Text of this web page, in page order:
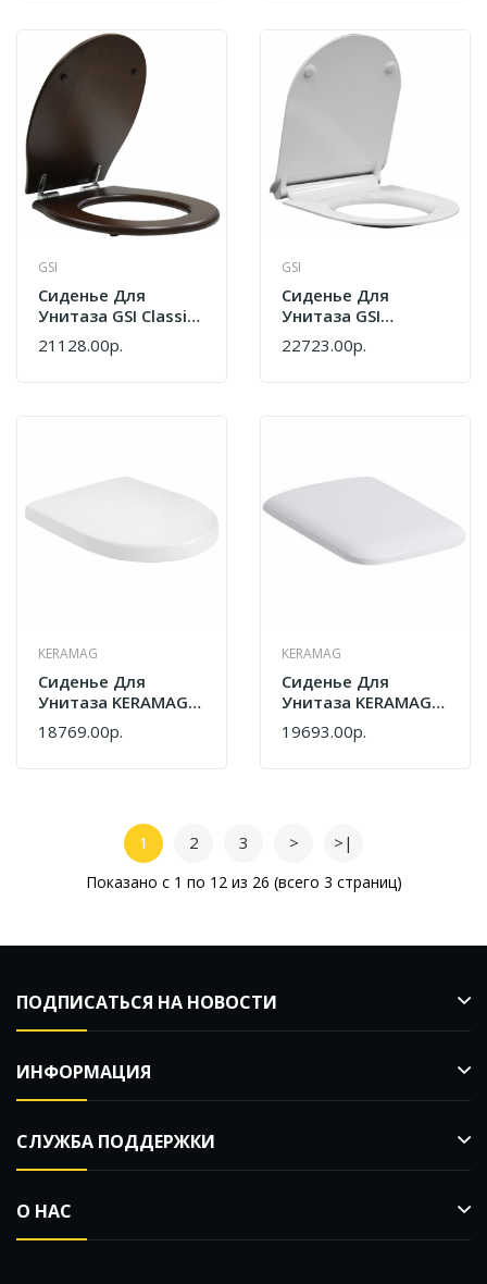
GSI
Сиденье Для
Унитаза GSI Classic
MS87NC Орех
21128.00р.
GSI
Сиденье Для
Унитаза GSI
NORM/PURA/KUBE
MS86CSN11 Белый
22723.00р.
KERAMAG
Сиденье Для
Унитаза KERAMAG
ICon 574130000
Белый
18769.00р.
KERAMAG
Сиденье Для
Унитаза KERAMAG It
571910000 Белый
19693.00р.
1 2 3 > >|
Показано с 1 по 12 из 26 (всего 3 страниц)
ПОДПИСАТЬСЯ НА НОВОСТИ
ИНФОРМАЦИЯ
СЛУЖБА ПОДДЕРЖКИ
О НАС